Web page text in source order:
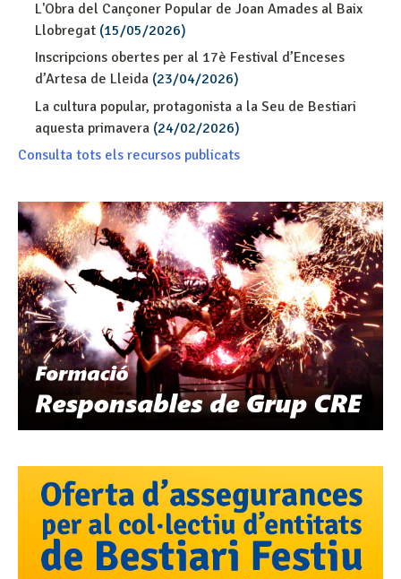
L'Obra del Cançoner Popular de Joan Amades al Baix
Llobregat (15/05/2026)
Inscripcions obertes per al 17è Festival d’Enceses
d’Artesa de Lleida (23/04/2026)
La cultura popular, protagonista a la Seu de Bestiari
aquesta primavera (24/02/2026)
Consulta tots els recursos publicats